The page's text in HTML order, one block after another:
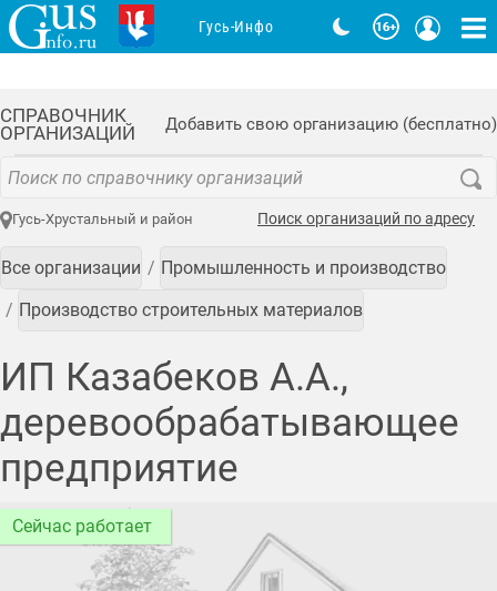
СПРАВОЧНИК
ОРГАНИЗАЦИЙ
Добавить свою организацию (бесплатно)
Гусь-Хрустальный и район Поиск организаций по адресу
Все организации Промышленность и производство
Производство строительных материалов
ИП Казабеков А.А.,
деревообрабатывающее
предприятие
Сейчас работает
Гусь-Инфо